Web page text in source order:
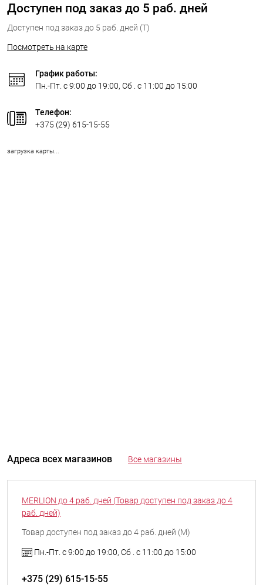
Доступен под заказ до 5 раб. дней
Доступен под заказ до 5 раб. дней (T)
Посмотреть на карте
График работы:
Пн.-Пт. с 9:00 до 19:00, Сб . с 11:00 до 15:00
Телефон:
+375 (29) 615-15-55
загрузка карты...
Адреса всех магазинов Все магазины
MERLION до 4 раб. дней (Товар доступен под заказ до 4
раб. дней)
Товар доступен под заказ до 4 раб. дней (M)
Пн.-Пт. с 9:00 до 19:00, Сб . с 11:00 до 15:00
+375 (29) 615-15-55